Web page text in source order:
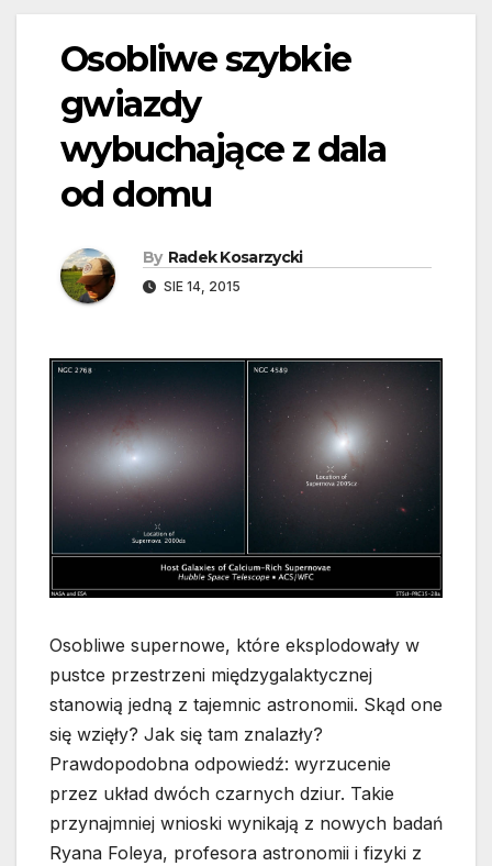
Osobliwe szybkie
gwiazdy
wybuchające z dala
od domu
By Radek Kosarzycki
SIE 14, 2015
Osobliwe supernowe, które eksplodowały w
pustce przestrzeni międzygalaktycznej
stanowią jedną z tajemnic astronomii. Skąd one
się wzięły? Jak się tam znalazły?
Prawdopodobna odpowiedź: wyrzucenie
przez układ dwóch czarnych dziur. Takie
przynajmniej wnioski wynikają z nowych badań
Ryana Foleya, profesora astronomii i fizyki z